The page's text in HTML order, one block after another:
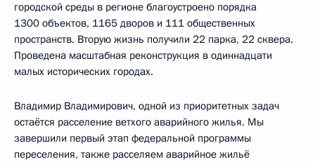
городской среды в регионе благоустроено порядка
1300 объектов, 1165 дворов и 111 общественных
пространств. Вторую жизнь получили 22 парка, 22 сквера.
Проведена масштабная реконструкция в одиннадцати
малых исторических городах.
Владимир Владимирович, одной из приоритетных задач
остаётся расселение ветхого аварийного жилья. Мы
завершили первый этап федеральной программы
переселения, также расселяем аварийное жильё